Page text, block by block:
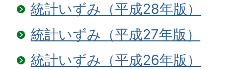
統計いずみ（平成28年版）
統計いずみ（平成27年版）
統計いずみ（平成26年版）